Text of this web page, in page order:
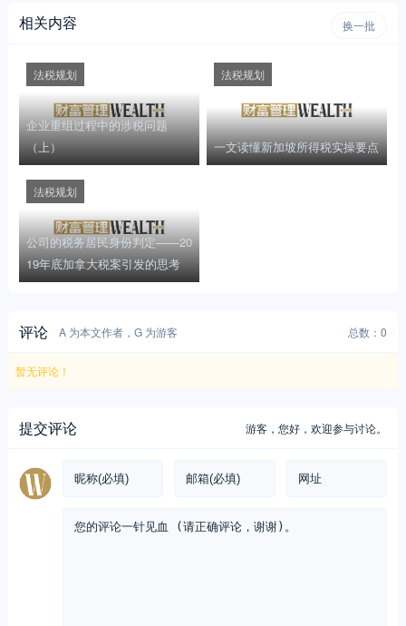
相关内容 换一批
企业重组过程中的涉税问题
（上）
法税规划
一文读懂新加坡所得税实操要点
法税规划
公司的税务居民身份判定——20
19年底加拿大税案引发的思考
法税规划
评论 A 为本文作者，G 为游客 总数：0
暂无评论！
提交评论 游客，您好，欢迎参与讨论。